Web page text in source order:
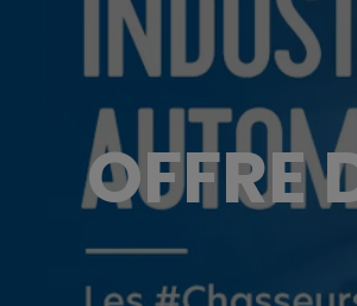
OFFRE